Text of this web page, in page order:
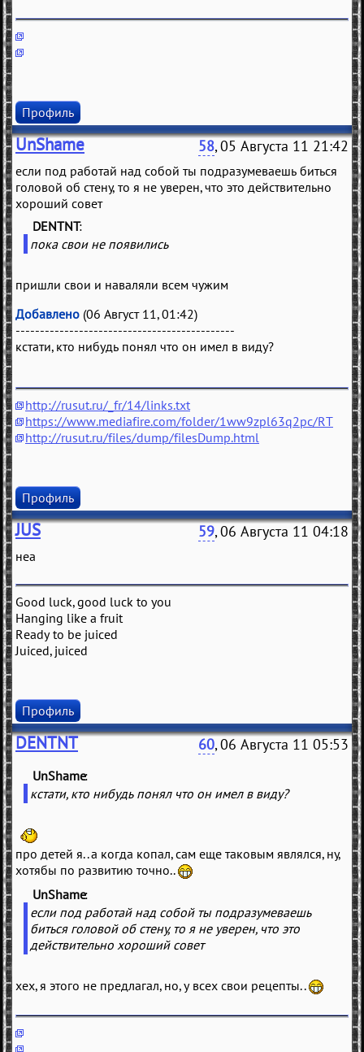
Профиль
UnShame 58, 05 Августа 11 21:42
если под работай над собой ты подразумеваешь биться
головой об стену, то я не уверен, что это действительно
хороший совет
DENTNT
пока свои не появились
пришли свои и наваляли всем чужим
Добавлено (06 Август 11, 01:42)
---------------------------------------------
кстати, кто нибудь понял что он имел в виду?
http://rusut.ru/_fr/14/links.txt
https://www.mediafire.com/folder/1ww9zpl63q2pc/RT
http://rusut.ru/files/dump/filesDump.html
Профиль
JUS 59, 06 Августа 11 04:18
неа
Good luck, good luck to you
Hanging like a fruit
Ready to be juiced
Juiced, juiced
Профиль
DENTNT 60, 06 Августа 11 05:53
UnShame
кстати, кто нибудь понял что он имел в виду?
про детей я.. а когда копал, сам еще таковым являлся, ну,
хотябы по развитию точно..
UnShame
если под работай над собой ты подразумеваешь
биться головой об стену, то я не уверен, что это
действительно хороший совет
хех, я этого не предлагал, но, у всех свои рецепты..